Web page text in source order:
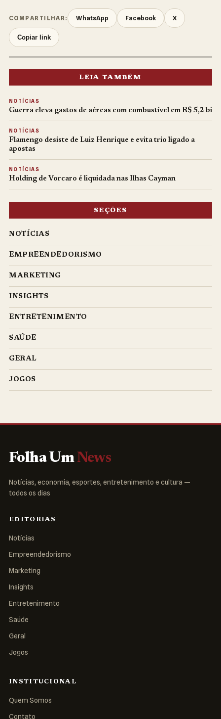
COMPARTILHAR: WhatsApp Facebook X
Copiar link
LEIA TAMBÉM
NOTÍCIAS
Guerra eleva gastos de aéreas com combustível em R$ 5,2 bi
NOTÍCIAS
Flamengo desiste de Luiz Henrique e evita trio ligado a
apostas
NOTÍCIAS
Holding de Vorcaro é liquidada nas Ilhas Cayman
SEÇÕES
NOTÍCIAS
EMPREENDEDORISMO
MARKETING
INSIGHTS
ENTRETENIMENTO
SAÚDE
GERAL
JOGOS
Folha Um News
Notícias, economia, esportes, entretenimento e cultura —
todos os dias
EDITORIAS
Notícias
Empreendedorismo
Marketing
Insights
Entretenimento
Saúde
Geral
Jogos
INSTITUCIONAL
Quem Somos
Contato